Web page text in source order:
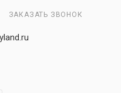
ЗАКАЗАТЬ ЗВОНОК